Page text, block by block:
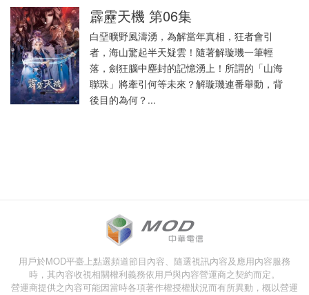
霹靂天機 第06集
白堊曠野風濤湧，為解當年真相，狂者會引
者，海山驚起半天疑雲！隨著解璇璣一筆輕
落，劍狂腦中塵封的記憶湧上！所謂的「山海
聯珠」將牽引何等未來？解璇璣連番舉動，背
後目的為何？...
用戶於MOD平臺上點選頻道節目內容、隨選視訊內容及應用內容服務
時，其內容收視相關權利義務依用戶與內容營運商之契約而定。
營運商提供之內容可能因當時各項著作權授權狀況而有所異動，概以營運